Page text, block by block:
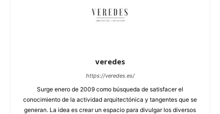
veredes
https://veredes.es/
Surge enero de 2009 como búsqueda de satisfacer el
conocimiento de la actividad arquitectónica y tangentes que se
generan. La idea es crear un espacio para divulgar los diversos